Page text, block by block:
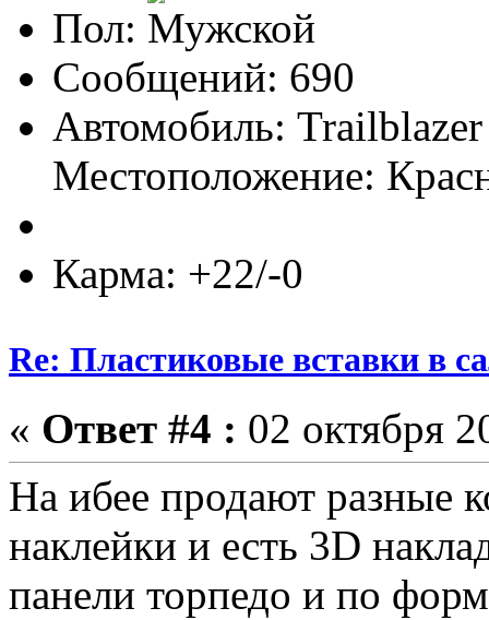
Пол:
Сообщений: 690
Автомобиль:
Местоположение:
Карма: +22/-0
Re: Пластиковые вставки в
« Ответ #4 : 02 октября
На ибее продают разные
наклейки и есть 3D
панели торпедо и по